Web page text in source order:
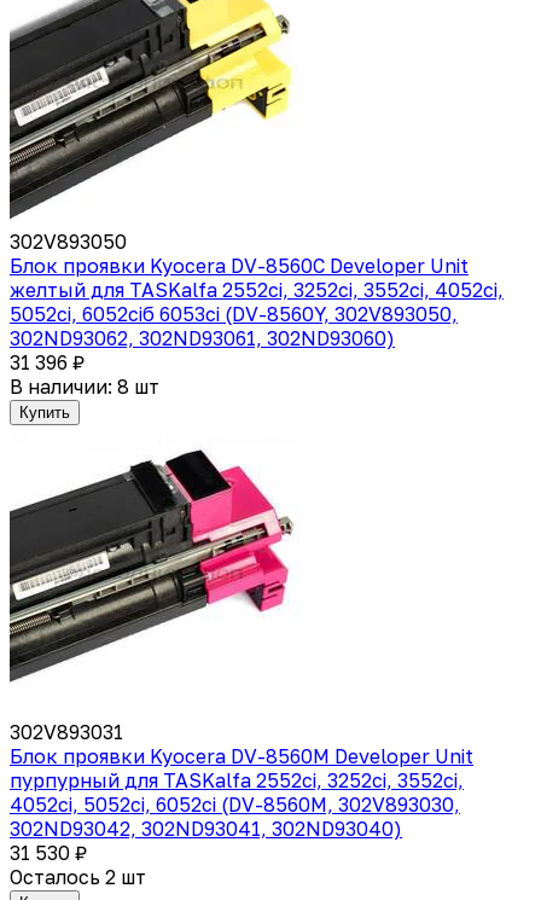
302V893050
Блок проявки Kyocera DV-8560C Developer Unit
желтый для TASKalfa 2552ci, 3252ci, 3552ci, 4052ci,
5052ci, 6052ciб 6053ci (DV-8560Y, 302V893050,
302ND93062, 302ND93061, 302ND93060)
31 396 ₽
В наличии: 8 шт
Купить
302V893031
Блок проявки Kyocera DV-8560M Developer Unit
пурпурный для TASKalfa 2552ci, 3252ci, 3552ci,
4052ci, 5052ci, 6052ci (DV-8560M, 302V893030,
302ND93042, 302ND93041, 302ND93040)
31 530 ₽
Осталось 2 шт